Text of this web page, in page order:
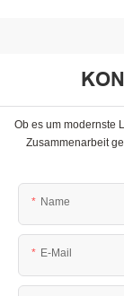
Ob es um modernste
Zusammenarbeit
Name
E-Mail